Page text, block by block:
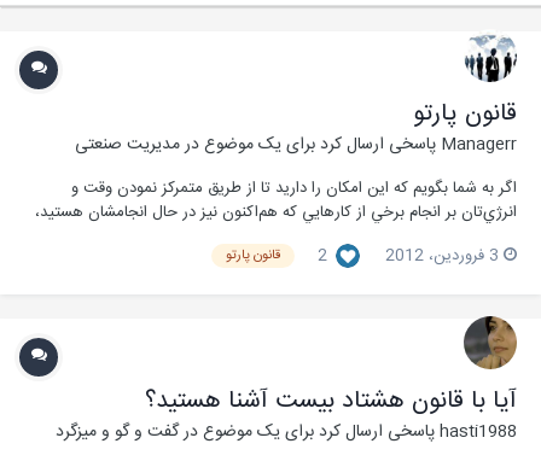
قانون پارتو
Managerrپاسخی ارسال کرد برای یک موضوع درمدیریت صنعتی
اگر به شما بگويم که این امکان را دارید تا از طریق متمركز نمودن وقت و
انرژي‌تان بر انجام برخي از كارهايي كه هم‌اکنون نیز در حال انجامشان هستید،
خواهیدگفت؟ بله اين موضوع حقيقت دارد و بر پايه قانون شناخته شده‌اي بنا
3 فروردین، 2012 2 قانون پارتو
آیا با قانون هشتاد بیست آشنا هستید؟
hasti1988پاسخی ارسال کرد برای یک موضوع درگفت و گو و میزگرد